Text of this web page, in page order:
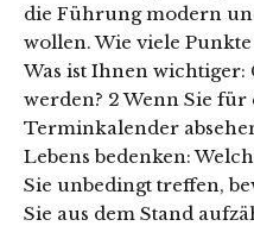
die Führung modern
wollen. Wie viele Punkte
Was ist Ihnen wichtiger:
werden? 2 Wenn Sie
Terminkalender
Lebens bedenken:
Sie unbedingt treffen,
Sie aus dem Stand